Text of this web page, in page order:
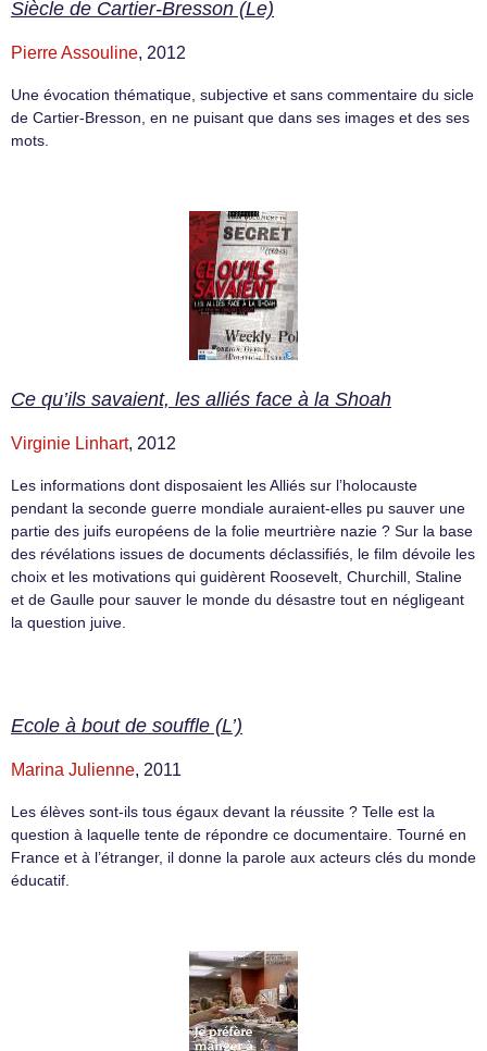
Siècle de Cartier-Bresson (Le)
Pierre Assouline, 2012
Une évocation thématique, subjective et sans commentaire du sicle
de Cartier-Bresson, en ne puisant que dans ses images et des ses
mots.
Ce qu’ils savaient, les alliés face à la Shoah
Virginie Linhart, 2012
Les informations dont disposaient les Alliés sur l’holocauste
pendant la seconde guerre mondiale auraient-elles pu sauver une
partie des juifs européens de la folie meurtrière nazie ? Sur la base
des révélations issues de documents déclassifiés, le film dévoile les
choix et les motivations qui guidèrent Roosevelt, Churchill, Staline
et de Gaulle pour sauver le monde du désastre tout en négligeant
la question juive.
Ecole à bout de souffle (L’)
Marina Julienne, 2011
Les élèves sont-ils tous égaux devant la réussite ? Telle est la
question à laquelle tente de répondre ce documentaire. Tourné en
France et à l’étranger, il donne la parole aux acteurs clés du monde
éducatif.